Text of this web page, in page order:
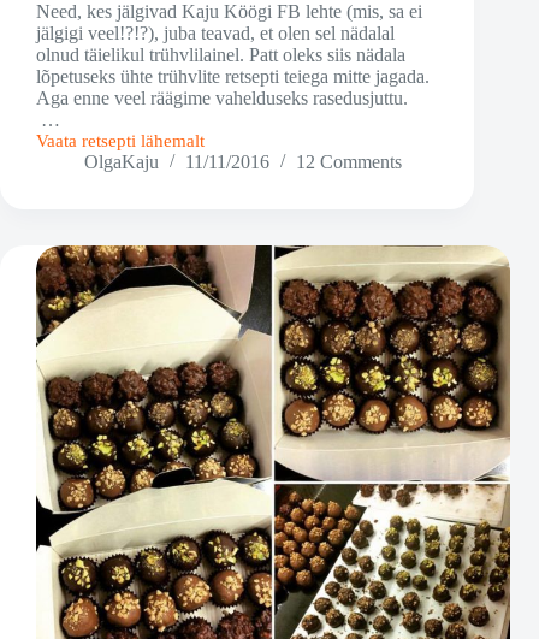
Need, kes jälgivad Kaju Köögi FB lehte (mis, sa ei
jälgigi veel!?!?), juba teavad, et olen sel nädalal
olnud täielikul trühvlilainel. Patt oleks siis nädala
lõpetuseks ühte trühvlite retsepti teiega mitte jagada.
Aga enne veel räägime vahelduseks rasedusjuttu.
…
Vaata retsepti lähemalt
Laimi
OlgaKaju 11/11/2016 12 Comments